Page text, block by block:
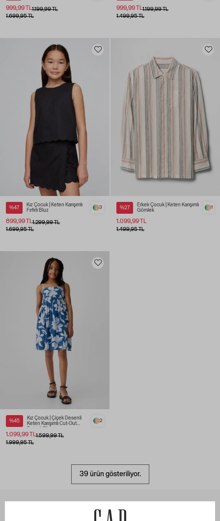
1.199,99 TL
999,99 TL
1.699,95 TL
1.199,99 TL
999,99 TL
1.499,95 TL
%47
Kız Çocuk | Keten Karışımlı
Fırfırlı Bluz
1.299,99 TL
899,99 TL
3
1.699,95 TL
%27
Erkek Çocuk | Keten Karışımlı
Gömlek
1.099,99 TL
1
1.499,95 TL
%45
Kız Çocuk | Çiçek Desenli
Keten Karışımlı Cut-Out
Detaylı Elbise
1.599,99 TL
1.099,99 TL
2
1.999,95 TL
39 ürün gösteriliyor.